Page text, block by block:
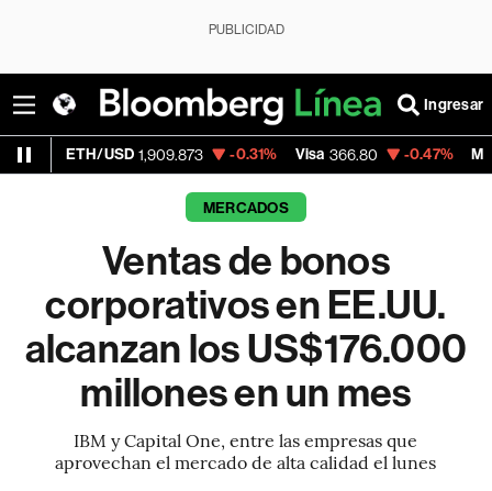
PUBLICIDAD
Ingresar
1,909.873 -0.31% Visa 366.80 -0.47% MercadoLibre
MERCADOS
Ventas de bonos
corporativos en EE.UU.
alcanzan los US$176.000
millones en un mes
IBM y Capital One, entre las empresas que
aprovechan el mercado de alta calidad el lunes